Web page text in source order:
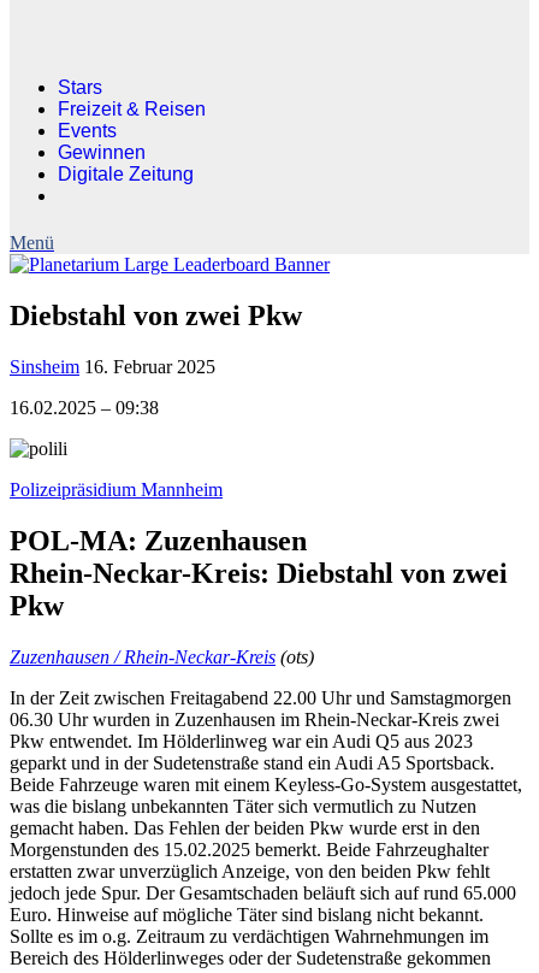
Stars
Freizeit & Reisen
Events
Gewinnen
Digitale Zeitung
Diebstahl von zwei Pkw
Sinsheim 16. Februar 2025
16.02.2025 – 09:38
Polizeipräsidium Mannheim
POL-MA: Zuzenhausen
Rhein-Neckar-Kreis: Diebstahl von zwei
Pkw
Zuzenhausen / Rhein-Neckar-Kreis (ots)
In der Zeit zwischen Freitagabend 22.00 Uhr und Samstagmorgen
06.30 Uhr wurden in Zuzenhausen im Rhein-Neckar-Kreis zwei
Pkw entwendet. Im Hölderlinweg war ein Audi Q5 aus 2023
geparkt und in der Sudetenstraße stand ein Audi A5 Sportsback.
Beide Fahrzeuge waren mit einem Keyless-Go-System ausgestattet,
was die bislang unbekannten Täter sich vermutlich zu Nutzen
gemacht haben. Das Fehlen der beiden Pkw wurde erst in den
Morgenstunden des 15.02.2025 bemerkt. Beide Fahrzeughalter
erstatten zwar unverzüglich Anzeige, von den beiden Pkw fehlt
jedoch jede Spur. Der Gesamtschaden beläuft sich auf rund 65.000
Euro. Hinweise auf mögliche Täter sind bislang nicht bekannt.
Sollte es im o.g. Zeitraum zu verdächtigen Wahrnehmungen im
Bereich des Hölderlinweges oder der Sudetenstraße gekommen